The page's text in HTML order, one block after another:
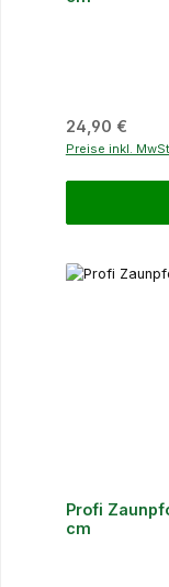
Regulärer
24,90 €
Preise inkl.
Profi
cm